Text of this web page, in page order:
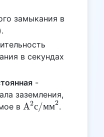
замыкания в
в секундах
-
заземления,
в A2с/мм2.